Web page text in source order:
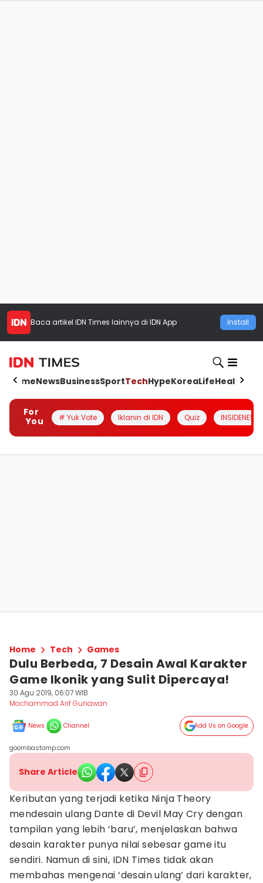
Baca artikel IDN Times lainnya di IDN App Install
HomeNewsBusinessSportTechHypeKoreaLifeHealth
For
You
# Yuk Vote Iklanin di IDN Quiz INSIDENESIA
Home Tech Games
Dulu Berbeda, 7 Desain Awal Karakter
Game Ikonik yang Sulit Dipercaya!
30 Agu 2019, 06:07 WIB
Mochammad Arif Gunawan
News Channel Add Us on Google
goombastomp.com
Share Article
Keributan yang terjadi ketika Ninja Theory
mendesain ulang Dante di Devil May Cry dengan
tampilan yang lebih ‘baru’, menjelaskan bahwa
desain karakter punya nilai sebesar game itu
sendiri. Namun di sini, IDN Times tidak akan
membahas mengenai ‘desain ulang’ dari karakter,